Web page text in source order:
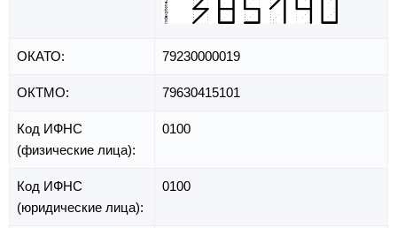
ОКАТО: 79230000019
ОКТМО: 79630415101
Код ИФНС
(физические лица):
0100
Код ИФНС
(юридические лица):
0100